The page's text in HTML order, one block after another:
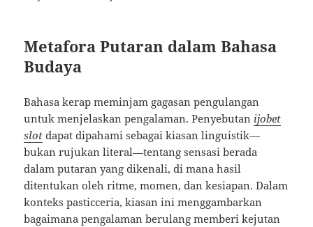
Metafora Putaran dalam Bahasa
Budaya
Bahasa kerap meminjam gagasan pengulangan
untuk menjelaskan pengalaman. Penyebutan ijobet
slot dapat dipahami sebagai kiasan linguistik—
bukan rujukan literal—tentang sensasi berada
dalam putaran yang dikenali, di mana hasil
ditentukan oleh ritme, momen, dan kesiapan. Dalam
konteks pasticceria, kiasan ini menggambarkan
bagaimana pengalaman berulang memberi kejutan